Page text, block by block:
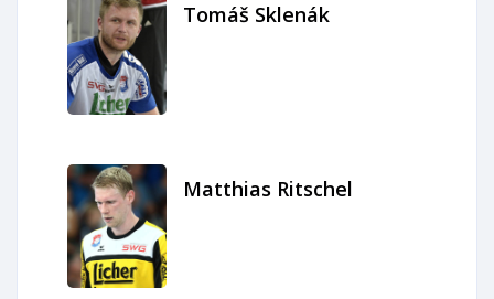
Tomáš Sklenák
Matthias Ritschel